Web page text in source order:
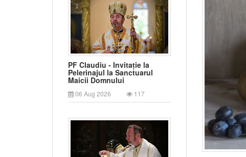
PF Claudiu - Invitație la
Pelerinajul la Sanctuarul
Maicii Domnului
06 Aug 2026 117